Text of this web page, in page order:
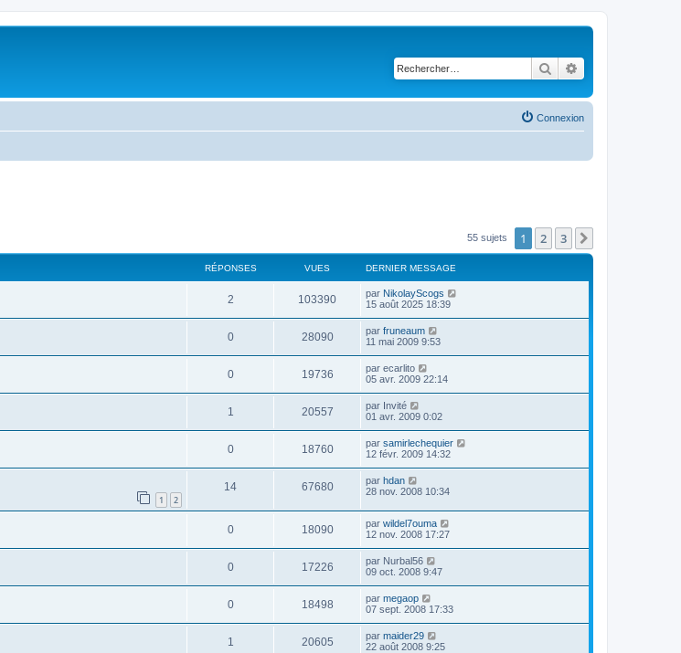
Rechercher
Connexion
55 sujets 1 2 3
RÉPONSES VUES DERNIER MESSAGE
2 103390 par NikolayScogs
15 août 2025 18:39
0 28090 par fruneaum
11 mai 2009 9:53
0 19736 par ecarlito
05 avr. 2009 22:14
1 20557 par Invité
01 avr. 2009 0:02
0 18760 par samirlechequier
12 févr. 2009 14:32
1 2
14 67680 par hdan
28 nov. 2008 10:34
0 18090 par wildel7ouma
12 nov. 2008 17:27
0 17226 par Nurbal56
09 oct. 2008 9:47
0 18498 par megaop
07 sept. 2008 17:33
1 20605 par maider29
22 août 2008 9:25